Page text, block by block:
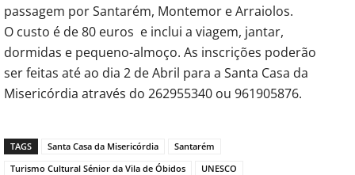
passagem por Santarém, Montemor e Arraiolos.
O custo é de 80 euros e inclui a viagem, jantar,
dormidas e pequeno-almoço. As inscrições poderão
ser feitas até ao dia 2 de Abril para a Santa Casa da
Misericórdia através do 262955340 ou 961905876.
TAGS Santa Casa da Misericórdia
Santarém
Turismo Cultural Sénior da Vila de Óbidos
UNESCO